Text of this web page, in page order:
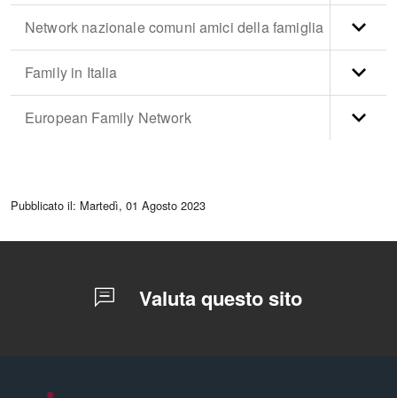
Network nazionale comuni amici della famiglia
Family in Italia
European Family Network
del
Pubblicato il: Martedì, 01 Agosto 2023
Valuta questo sito